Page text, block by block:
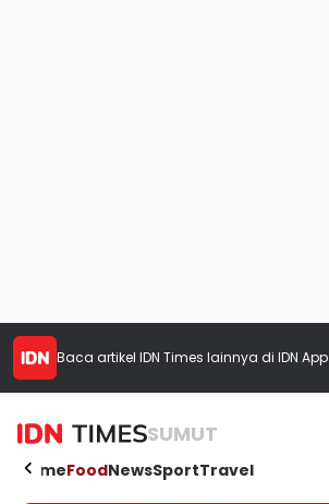
Baca artikel IDN Times lainnya di IDN App
SUMUT
HomeFoodNewsSportTravel